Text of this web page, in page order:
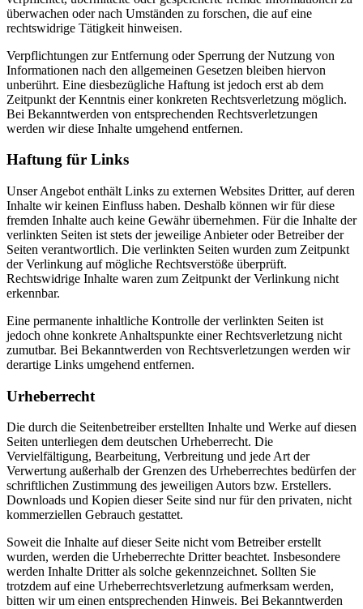
überwachen oder nach Umständen zu forschen, die auf eine
rechtswidrige Tätigkeit hinweisen.
Verpflichtungen zur Entfernung oder Sperrung der Nutzung von
Informationen nach den allgemeinen Gesetzen bleiben hiervon
unberührt. Eine diesbezügliche Haftung ist jedoch erst ab dem
Zeitpunkt der Kenntnis einer konkreten Rechtsverletzung möglich.
Bei Bekanntwerden von entsprechenden Rechtsverletzungen
werden wir diese Inhalte umgehend entfernen.
Haftung für Links
Unser Angebot enthält Links zu externen Websites Dritter, auf deren
Inhalte wir keinen Einfluss haben. Deshalb können wir für diese
fremden Inhalte auch keine Gewähr übernehmen. Für die Inhalte der
verlinkten Seiten ist stets der jeweilige Anbieter oder Betreiber der
Seiten verantwortlich. Die verlinkten Seiten wurden zum Zeitpunkt
der Verlinkung auf mögliche Rechtsverstöße überprüft.
Rechtswidrige Inhalte waren zum Zeitpunkt der Verlinkung nicht
erkennbar.
Eine permanente inhaltliche Kontrolle der verlinkten Seiten ist
jedoch ohne konkrete Anhaltspunkte einer Rechtsverletzung nicht
zumutbar. Bei Bekanntwerden von Rechtsverletzungen werden wir
derartige Links umgehend entfernen.
Urheberrecht
Die durch die Seitenbetreiber erstellten Inhalte und Werke auf diesen
Seiten unterliegen dem deutschen Urheberrecht. Die
Vervielfältigung, Bearbeitung, Verbreitung und jede Art der
Verwertung außerhalb der Grenzen des Urheberrechtes bedürfen der
schriftlichen Zustimmung des jeweiligen Autors bzw. Erstellers.
Downloads und Kopien dieser Seite sind nur für den privaten, nicht
kommerziellen Gebrauch gestattet.
Soweit die Inhalte auf dieser Seite nicht vom Betreiber erstellt
wurden, werden die Urheberrechte Dritter beachtet. Insbesondere
werden Inhalte Dritter als solche gekennzeichnet. Sollten Sie
trotzdem auf eine Urheberrechtsverletzung aufmerksam werden,
bitten wir um einen entsprechenden Hinweis. Bei Bekanntwerden